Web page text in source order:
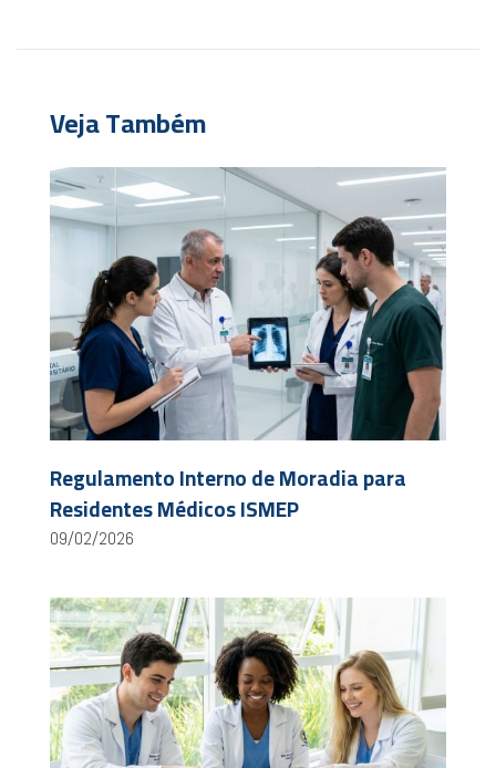
Veja Também
Regulamento Interno de Moradia para
Residentes Médicos ISMEP
09/02/2026